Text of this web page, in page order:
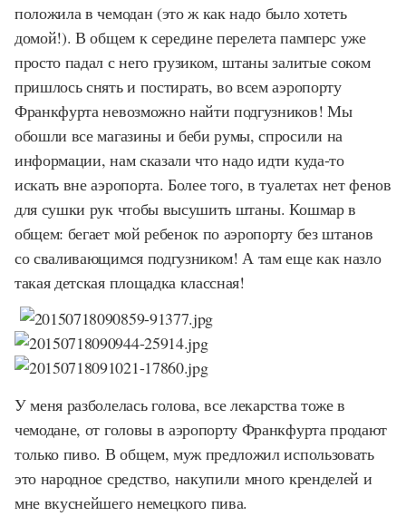
положила в чемодан (это ж как надо было хотеть
домой!). В общем к середине перелета памперс уже
просто падал с него грузиком, штаны залитые соком
пришлось снять и постирать, во всем аэропорту
Франкфурта невозможно найти подгузников! Мы
обошли все магазины и беби румы, спросили на
информации, нам сказали что надо идти куда-то
искать вне аэропорта. Более того, в туалетах нет фенов
для сушки рук чтобы высушить штаны. Кошмар в
общем: бегает мой ребенок по аэропорту без штанов
со сваливающимся подгузником! А там еще как назло
такая детская площадка классная!
У меня разболелась голова, все лекарства тоже в
чемодане, от головы в аэропорту Франкфурта продают
только пиво. В общем, муж предложил использовать
это народное средство, накупили много кренделей и
мне вкуснейшего немецкого пива.